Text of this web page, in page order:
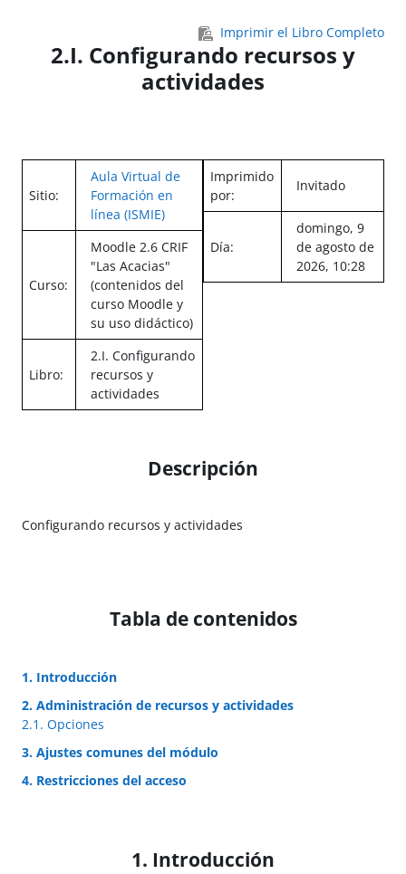
Imprimir el Libro Completo
2.I. Configurando recursos y
actividades
Sitio:
Aula Virtual de
Formación en
línea (ISMIE)
Curso:
Moodle 2.6 CRIF
"Las Acacias"
(contenidos del
curso Moodle y
su uso didáctico)
Libro:
2.I. Configurando
recursos y
actividades
Imprimido
por:
Invitado
Día:
domingo, 9
de agosto de
2026, 10:28
Descripción
Configurando recursos y actividades
Tabla de contenidos
1. Introducción
2. Administración de recursos y actividades
2.1. Opciones
3. Ajustes comunes del módulo
4. Restricciones del acceso
1. Introducción